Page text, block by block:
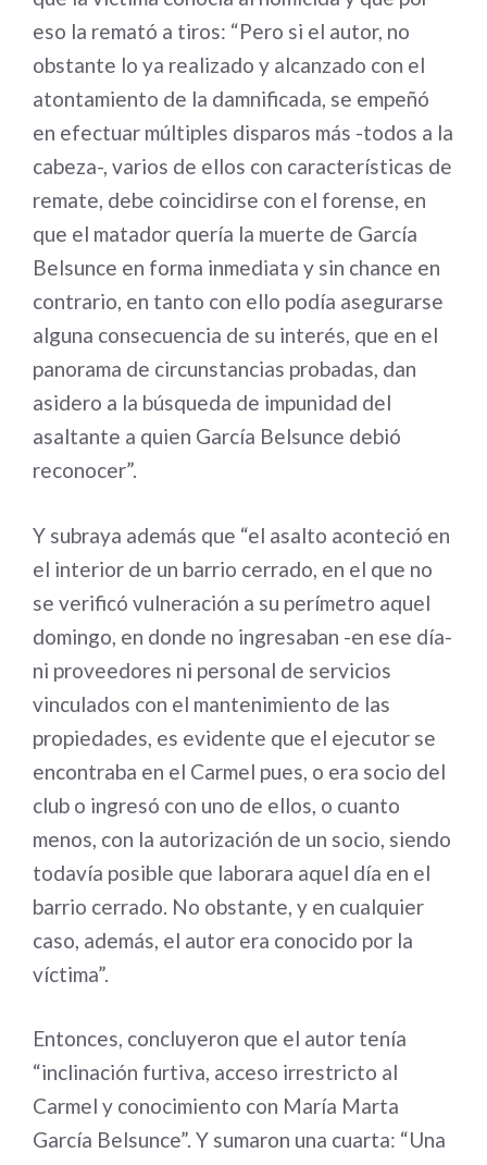
eso la remató a tiros: “Pero si el autor, no
obstante lo ya realizado y alcanzado con el
atontamiento de la damnificada, se empeñó
en efectuar múltiples disparos más -todos a la
cabeza-, varios de ellos con características de
remate, debe coincidirse con el forense, en
que el matador quería la muerte de García
Belsunce en forma inmediata y sin chance en
contrario, en tanto con ello podía asegurarse
alguna consecuencia de su interés, que en el
panorama de circunstancias probadas, dan
asidero a la búsqueda de impunidad del
asaltante a quien García Belsunce debió
reconocer”.
Y subraya además que “el asalto aconteció en
el interior de un barrio cerrado, en el que no
se verificó vulneración a su perímetro aquel
domingo, en donde no ingresaban -en ese día-
ni proveedores ni personal de servicios
vinculados con el mantenimiento de las
propiedades, es evidente que el ejecutor se
encontraba en el Carmel pues, o era socio del
club o ingresó con uno de ellos, o cuanto
menos, con la autorización de un socio, siendo
todavía posible que laborara aquel día en el
barrio cerrado. No obstante, y en cualquier
caso, además, el autor era conocido por la
víctima”.
Entonces, concluyeron que el autor tenía
“inclinación furtiva, acceso irrestricto al
Carmel y conocimiento con María Marta
García Belsunce”. Y sumaron una cuarta: “Una